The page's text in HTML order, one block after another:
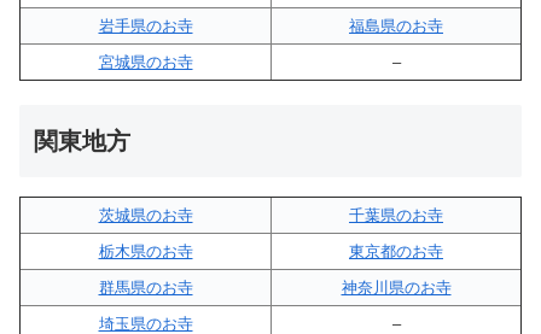
岩手県のお寺
福島県のお寺
宮城県のお寺
–
関東地方
茨城県のお寺
千葉県のお寺
栃木県のお寺
東京都のお寺
群馬県のお寺
神奈川県のお寺
埼玉県のお寺
–